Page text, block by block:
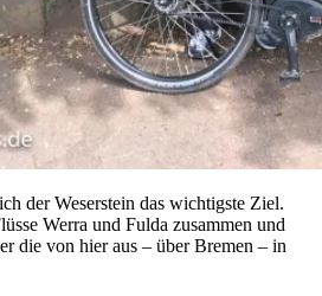
der Weserstein das wichtigste Ziel.
Werra und Fulda zusammen und
die von hier aus – über Bremen – in